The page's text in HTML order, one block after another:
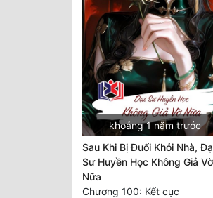
khoảng 1 năm trước
Sau Khi Bị Đuổi Khỏi Nhà,
Sư Huyền Học Không Giả Vờ
Nữa
Chương 100: Kết cục